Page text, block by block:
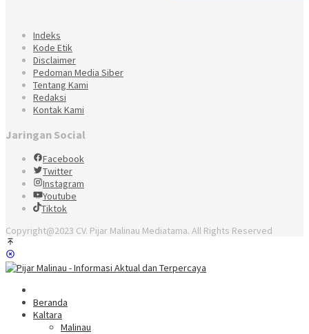
Indeks
Kode Etik
Disclaimer
Pedoman Media Siber
Tentang Kami
Redaksi
Kontak Kami
Jaringan Social
Facebook
Twitter
Instagram
Youtube
Tiktok
Copyright@2023 CV. Pijar Malinau Mediatama. All Rights Reserved
Beranda
Kaltara
Malinau